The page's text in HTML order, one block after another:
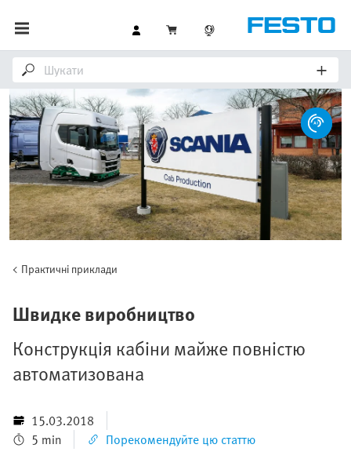
Практичні приклади
Швидке виробництво
Конструкція кабіни майже повністю
автоматизована
15.03.2018
5 min
Порекомендуйте цю статтю